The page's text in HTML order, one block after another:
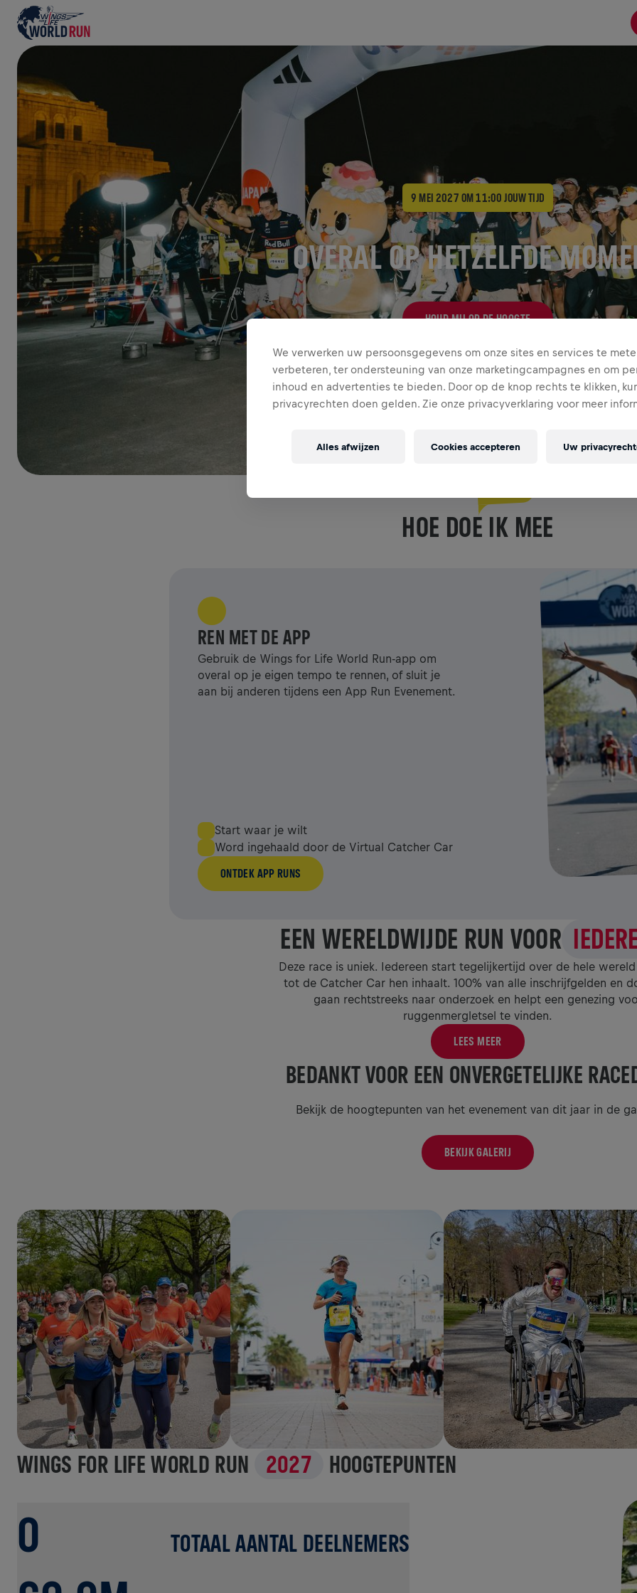
Het grootste hardloopevenement ter wereld
9 MEI 2027 OM 11:00 JOUW TIJD
OVERAL OP HETZELFDE
HOUD MIJ OP DE HOOGTE
HOE DOE IK MEE
REN MET DE APP
Gebruik de Wings for Life World Run-app om
overal op je eigen tempo te rennen, of sluit je
aan bij anderen tijdens een App Run Evenement.
Start waar je wilt
Word ingehaald door de Virtual Catcher Car
ONTDEK APP RUNS
EEN WERELDWIJDE RUN VOOR
Deze race is uniek. Iedereen start tegelijkertijd over de hele
tot de Catcher Car hen inhaalt. 100% van alle inschrijfgelden en
gaan rechtstreeks naar onderzoek en helpt een genezing
ruggenmergletsel te vinden.
LEES MEER
BEDANKT VOOR EEN ONVERGETELIJKE
Bekijk de hoogtepunten van het evenement van dit jaar in de
BEKIJK GALERIJ
WINGS FOR LIFE WORLD RUN 2027 HOOGTEPUNTEN
0 TOTAAL AANTAL DEELNEMERS
We verwerken uw persoonsgegevens om onze sites en services te
verbeteren, ter ondersteuning van onze marketingcampagnes en om
inhoud en advertenties te bieden. Door op de knop rechts te klikken,
privacyrechten doen gelden. Zie onze privacyverklaring voor meer
Uw
Alles afwijzen Cookies accepteren